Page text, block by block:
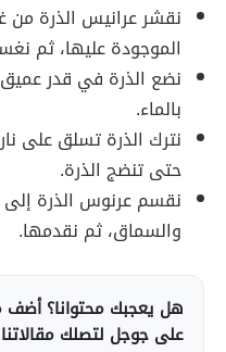
نقشر عرانيس الذرة من
الموجودة عليها، ثم
نضع الذرة في قدر
بالماء.
نترك الذرة تسلق على
حتى تنضج الذرة.
نقسم عرنوس الذرة إلى
والسماق، ثم نقدمها.
هل يعجبك محتوانا؟
على جوجل لتصلك